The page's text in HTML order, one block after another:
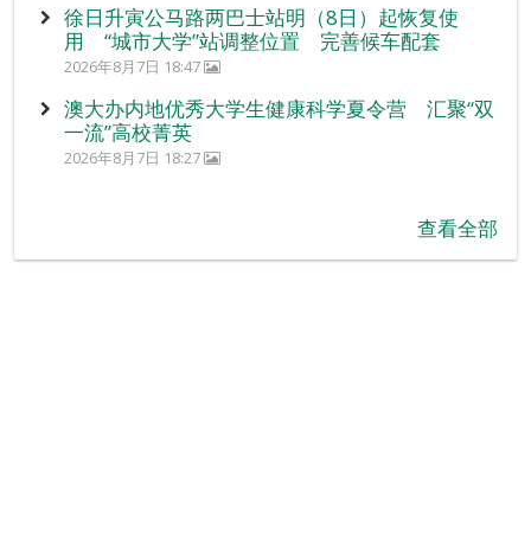
徐日升寅公马路两巴士站明（8日）起恢复使
用 “城市大学”站调整位置 完善候车配套
2026年8月7日 18:47
澳大办内地优秀大学生健康科学夏令营 汇聚“双
一流”高校菁英
2026年8月7日 18:27
查看全部